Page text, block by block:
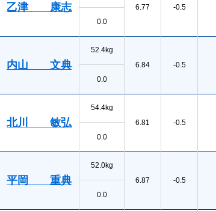
乙津 康志
6.77
-0.5
0.0
内山 文典
52.4kg
6.84
-0.5
0.0
北川 敏弘
54.4kg
6.81
-0.5
0.0
平岡 重典
52.0kg
6.87
-0.5
0.0